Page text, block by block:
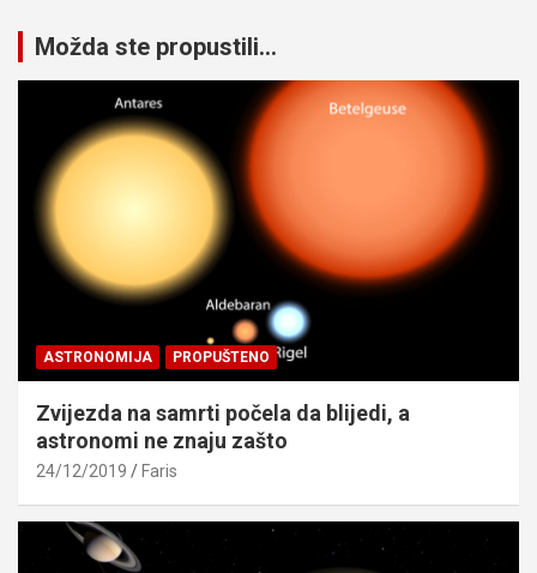
Možda ste propustili...
ASTRONOMIJA PROPUŠTENO
Zvijezda na samrti počela da blijedi, a
astronomi ne znaju zašto
24/12/2019 Faris